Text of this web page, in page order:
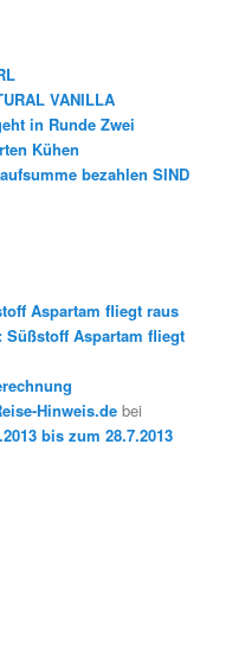
VANILLA
in Runde Zwei
Kühen
bezahlen SIND
Aspartam fliegt raus
Süßstoff Aspartam fliegt
Hinweis.de bei
bis zum 28.7.2013